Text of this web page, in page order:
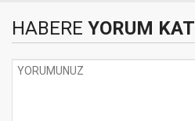
HABERE YORUM KAT